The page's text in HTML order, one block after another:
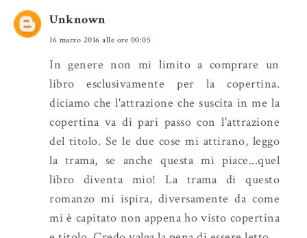
Unknown
16 marzo 2016 alle ore 00:05
In genere non mi limito a comprare un
libro esclusivamente per la copertina.
diciamo che l'attrazione che suscita in me la
copertina va di pari passo con l'attrazione
del titolo. Se le due cose mi attirano, leggo
la trama, se anche questa mi piace...quel
libro diventa mio! La trama di questo
romanzo mi ispira, diversamente da come
mi è capitato non appena ho visto copertina